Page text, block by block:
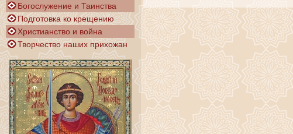
Богослужение и Таинства
Подготовка ко крещению
Христианство и война
Творчество наших прихожан